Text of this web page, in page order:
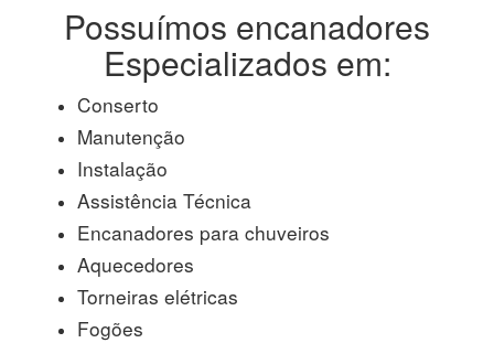
Possuímos encanadores
Especializados em:
Conserto
Manutenção
Instalação
Assistência Técnica
Encanadores para chuveiros
Aquecedores
Torneiras elétricas
Fogões